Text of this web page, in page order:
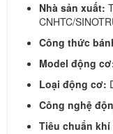
Nhà sản xuất:
CNHTC/
Công thức
Model động
Loại động cơ:
Công nghệ
Tiêu chuẩn khí